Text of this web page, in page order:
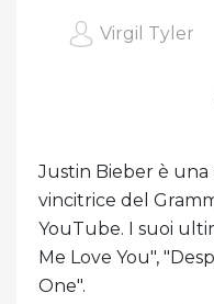
Virgil Tyler
Justin Bieber è una
vincitrice del
YouTube. I suoi
Me Love You",
One".